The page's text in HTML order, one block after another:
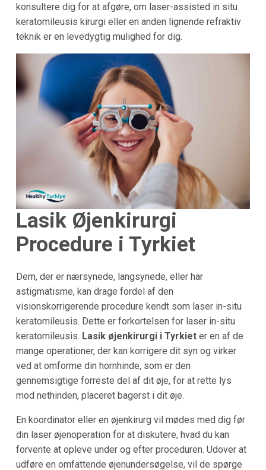
konsultere dig for at afgøre, om laser-assisted in situ
keratomileusis kirurgi eller en anden lignende refraktiv
teknik er en levedygtig mulighed for dig.
Lasik Øjenkirurgi
Procedure i Tyrkiet
Dem, der er nærsynede, langsynede, eller har
astigmatisme, kan drage fordel af den
visionskorrigerende procedure kendt som laser in-situ
keratomileusis. Dette er forkortelsen for laser in-situ
keratomileusis. Lasik øjenkirurgi i Tyrkieter en af de
mange operationer, der kan korrigere dit syn og virker
ved at omforme din hornhinde, som er den
gennemsigtige forreste del af dit øje, for at rette lys
mod nethinden, placeret bagerst i dit øje.
En koordinator eller en øjenkirurg vil mødes med dig før
din laser øjenoperation for at diskutere, hvad du kan
forvente at opleve under og efter proceduren. Udover at
udføre en omfattende øjenundersøgelse, vil de spørge